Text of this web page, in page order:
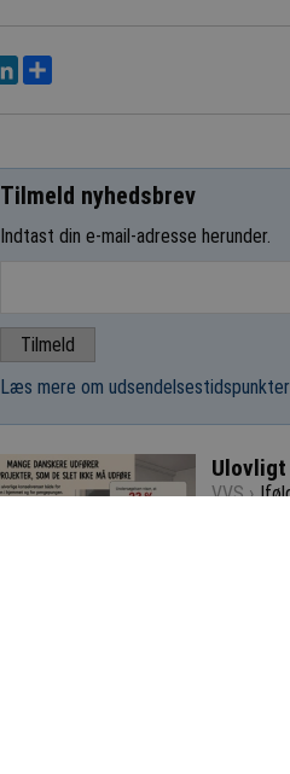
LinkedIn
Tilmeld nyhedsbrev
Indtast din e-mail-adresse herunder.
Læs mere om
VVS ›